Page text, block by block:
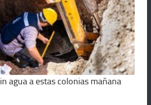
agua a estas colonias mañana